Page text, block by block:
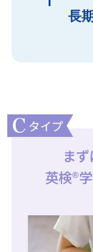
長
ま
英検®